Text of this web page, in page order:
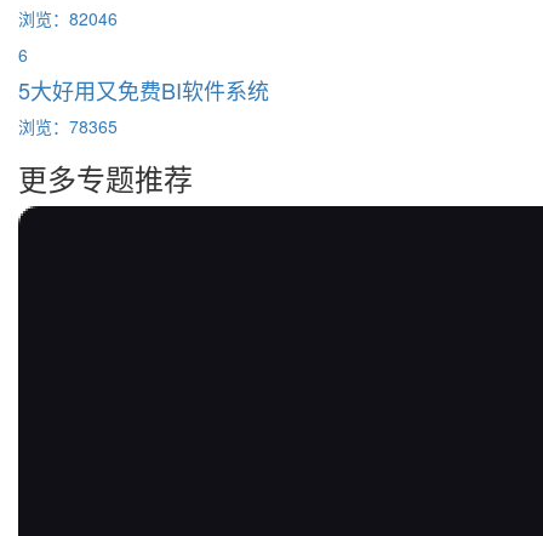
浏览：82046
6
5大好用又免费BI软件系统
浏览：78365
更多专题推荐